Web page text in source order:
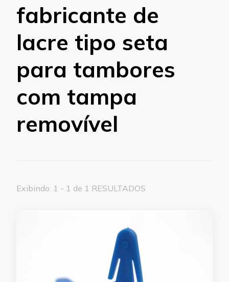
fabricante de
lacre tipo seta
para tambores
com tampa
removível
Exibindo: 1 - 1 de 1 RESULTADOS